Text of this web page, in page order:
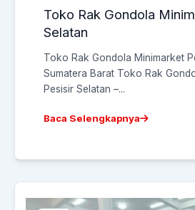
Toko Rak Gondola
Selatan
Toko Rak Gondola Minimarket
Sumatera Barat Toko Rak
Pesisir Selatan –...
Baca Selengkapnya